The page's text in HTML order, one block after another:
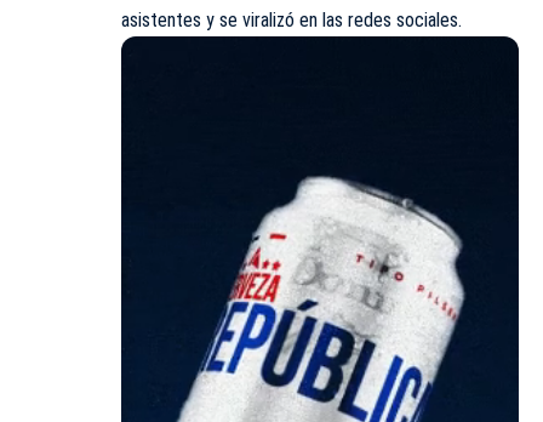
asistentes y se viralizó en las redes sociales.